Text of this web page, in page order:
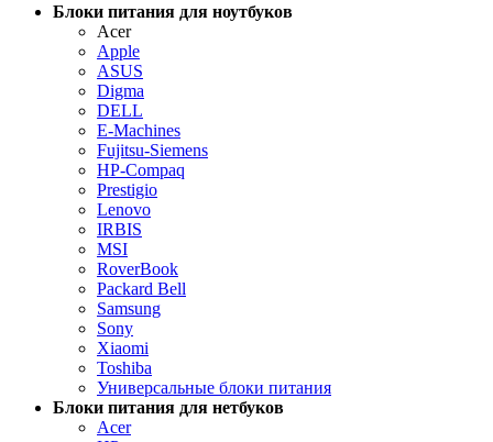
Блоки питания для ноутбуков
Acer
Apple
ASUS
Digma
DELL
E-Machines
Fujitsu-Siemens
HP-Compaq
Prestigio
Lenovo
IRBIS
MSI
RoverBook
Packard Bell
Samsung
Sony
Xiaomi
Toshiba
Универсальные блоки питания
Блоки питания для нетбуков
Acer